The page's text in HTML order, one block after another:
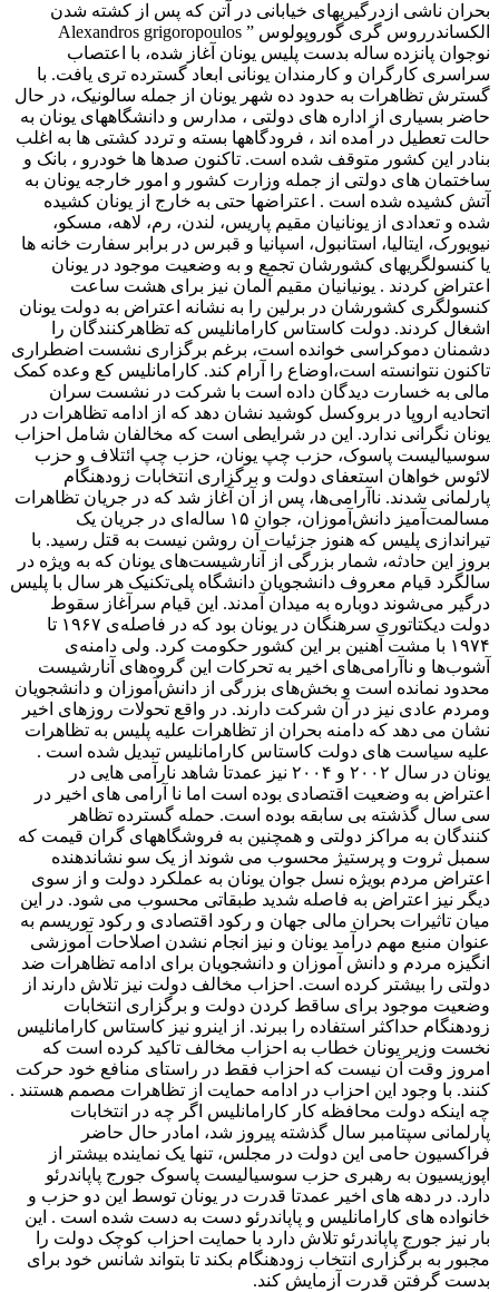
بحران ناشی ازدرگیریهای خیابانی در آتن که پس از کشته شدن
الکساندرروس گری گوروپولوس ” Alexandros grigoropoulos
نوجوان پانزده ساله بدست پلیس یونان آغاز شده، با اعتصاب
سراسری کارگران و کارمندان یونانی ابعاد گسترده تری یافت. با
گسترش تظاهرات به حدود ده شهر یونان از جمله سالونیک، در حال
حاضر بسیاری از اداره های دولتی ، مدارس و دانشگاههای یونان به
حالت تعطیل در آمده اند ، فرودگاهها بسته و تردد کشتی ها به اغلب
بنادر این کشور متوقف شده است. تاکنون صدها ها خودرو ، بانک و
ساختمان های دولتی از جمله وزارت کشور و امور خارجه یونان به
آتش کشیده شده است . اعتراضها حتی به خارج از یونان کشیده
شده و تعدادی از یونانیان مقیم پاریس، لندن، رم، لاهه، مسکو،
نیویورک، ایتالیا، استانبول، اسپانیا و قبرس در برابر سفارت خانه ها
یا کنسولگریهای کشورشان تجمع و به وضعیت موجود در یونان
اعتراض کردند . یونیانیان مقیم آلمان نیز برای هشت ساعت
کنسولگری کشورشان در برلین را به نشانه اعتراض به دولت یونان
اشغال کردند. دولت کاستاس کارامانلیس که تظاهرکنندگان را
دشمنان دموکراسی خوانده است، برغم برگزاری نشست اضطراری
تاکنون نتوانسته است،اوضاع را آرام کند. کارامانلیس کع وعده کمک
مالی به خسارت دیدگان داده است با شرکت در نشست سران
اتحادیه اروپا در بروکسل کوشید نشان دهد که از ادامه تظاهرات در
یونان نگرانی ندارد. این در شرایطی است که مخالفان شامل احزاب
سوسیالیست پاسوک، حزب چپ یونان، حزب چپ ائتلاف و حزب
لائوس خواهان استعفای دولت و برگزاری انتخابات زودهنگام
پارلمانی شدند. ناآرامی‌ها، پس از آن آغاز شد که در جریان تظاهرات
مسالمت‌آمیز دانش‌آموزان، جوان ۱۵ ساله‌ای در جریان یک
تیراندازی پلیس که هنوز جزئیات آن روشن نیست به قتل رسید. با
بروز این حادثه‌‌‌، شمار بزرگی از آنارشیست‌های یونان که به ویژه در
سالگرد قیام معروف دانشجویان دانشگاه پلی‌تکنیک هر سال با پلیس
درگیر می‌شوند دوباره به میدان آمدند. این قیام سرآغاز سقوط
دولت دیکتاتوری سرهنگان در یونان بود که در فاصله‌ی ۱۹۶۷ تا
۱۹۷۴ با مشت آهنین بر این کشور حکومت کرد. ولی دامنه‌ی
آشوب‌ها و ناآرامی‌های اخیر به تحرکات این گروه‌های آنارشیست
محدود نمانده است و بخش‌های بزرگی از دانش‌آموزان و دانشجویان
ومردم عادی نیز در آن شرکت دارند. در واقع تحولات روزهای اخیر
نشان می دهد که دامنه بحران از تظاهرات علیه پلیس به تظاهرات
علیه سیاست های دولت کاستاس کارامانلیس تبدیل شده است .
یونان در سال ۲۰۰۲ و ۲۰۰۴ نیز عمدتا شاهد نارآمی هایی در
اعتراض به وضعیت اقتصادی بوده است اما نا آرامی های اخیر در
سی سال گذشته بی سابقه بوده است. حمله گسترده تظاهر
کنندگان به مراکز دولتی و همچنین به فروشگاههای گران قیمت که
سمبل ثروت و پرستیژ محسوب می شوند از یک سو نشاندهنده
اعتراض مردم بویژه نسل جوان یونان به عملکرد دولت و از سوی
دیگر نیز اعتراض به فاصله شدید طبقاتی محسوب می شود. در این
میان تاثیرات بحران مالی جهان و رکود اقتصادی و رکود توریسم به
عنوان منبع مهم درآمد یونان و نیز انجام نشدن اصلاحات آموزشی
انگیزه مردم و دانش آموزان و دانشجویان برای ادامه تظاهرات ضد
دولتی را بیشتر کرده است. احزاب مخالف دولت نیز تلاش دارند از
وضعیت موجود برای ساقط کردن دولت و برگزاری انتخابات
زودهنگام حداکثر استفاده را ببرند. از اینرو نیز کاستاس کارامانلیس
نخست وزیر یونان خطاب به احزاب مخالف تاکید کرده است که
امروز وقت آن نیست که احزاب فقط در راستای منافع خود حرکت
کنند. با وجود این احزاب در ادامه حمایت از تظاهرات مصمم هستند .
چه اینکه دولت محافظه کار کارامانلیس اگر چه در انتخابات
پارلمانی سپتامبر سال گذشته پیروز شد، امادر حال حاضر
فراکسیون حامی این دولت در مجلس، تنها یک نماینده بیشتر از
اپوزیسیون به رهبری حزب سوسیالیست پاسوک جورج پاپاندرئو
دارد. در دهه های اخیر عمدتا قدرت در یونان توسط این دو حزب و
خانواده های کارامانلیس و پاپاندرئو دست به دست شده است . این
بار نیز جورج پاپاندرئو تلاش دارد با حمایت احزاب کوچک دولت را
مجبور به برگزاری انتخاب زودهنگام بکند تا بتواند شانس خود برای
بدست گرفتن قدرت آزمایش کند.